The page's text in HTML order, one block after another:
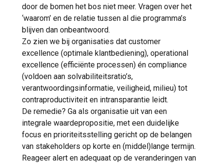
door de bomen het bos niet meer. Vragen over het
‘waarom’ en de relatie tussen al die programma’s
blijven dan onbeantwoord.
Zo zien we bij organisaties dat customer
excellence (optimale klantbediening), operational
excellence (efficiënte processen) én compliance
(voldoen aan solvabiliteitsratio’s,
verantwoordingsinformatie, veiligheid, milieu) tot
contraproductiviteit en intransparantie leidt.
De remedie? Ga als organisatie uit van een
integrale waardepropositie, met een duidelijke
focus en prioriteitsstelling gericht op de belangen
van stakeholders op korte en (middel)lange termijn.
Reageer alert en adequaat op de veranderingen van